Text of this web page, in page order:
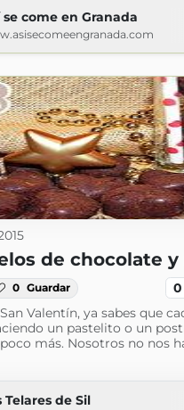
se come en Granada
de chocolate y
0 Guardar 0
Valentín, ya sabes que
un pastelito o un
más. Nosotros no nos
Telares de Sil